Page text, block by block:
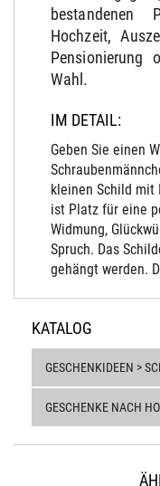
bestandenen
Hochzeit,
Pensionierung
Wahl.
IM DETAIL:
Geben Sie einen
kleinen Schild mit
ist Platz für eine
Widmung,
Spruch. Das
gehängt werden.
KATALOG
GESCHENKIDEEN >
GESCHENKE NACH